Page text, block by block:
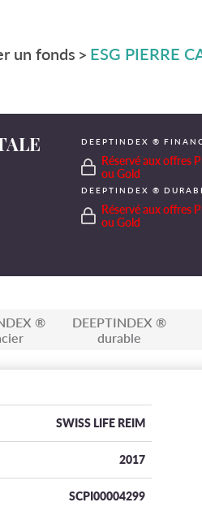
un fonds > ESG PIERRE
DEEPTINDEX ®
Réservé aux offres
ou Gold
DEEPTINDEX ®
Réservé aux offres
ou Gold
®
DEEPTINDEX ®
durable
SWISS LIFE REIM
2017
SCPI00004299